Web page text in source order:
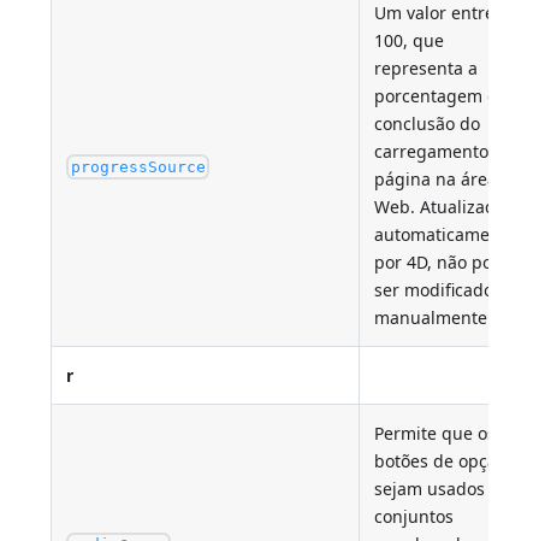
progressSource
Um valor entre 0 e
100, que
representa a
porcentagem de
conclusão do
carregamento da
página na área
Web. Atualizado
automaticamente
por 4D, não pode
ser modificado
manualmente.
r
Permite que os
botões de opção
sejam usados em
conjuntos